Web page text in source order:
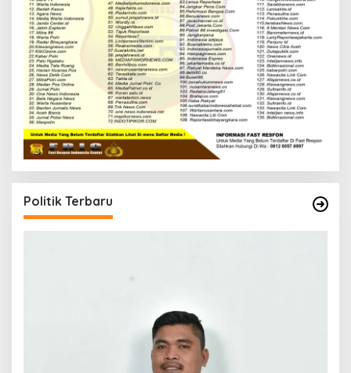
Politik Terbaru